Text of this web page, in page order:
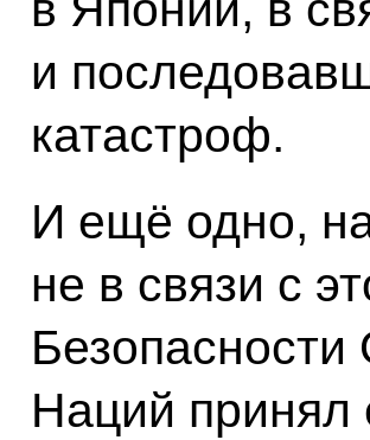
и
катастроф.
И ещё одно,
не в связи с
Наций